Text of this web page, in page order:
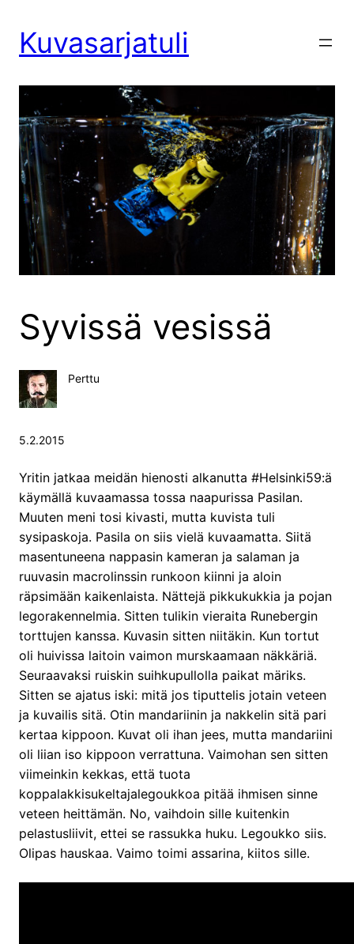
sisältöönKuvasarjatuli
Syvissä vesissä
Perttu
5.2.2015
Yritin jatkaa meidän hienosti alkanutta #Helsinki59:ä
käymällä kuvaamassa tossa naapurissa Pasilan.
Muuten meni tosi kivasti, mutta kuvista tuli
sysipaskoja. Pasila on siis vielä kuvaamatta. Siitä
masentuneena nappasin kameran ja salaman ja
ruuvasin macrolinssin runkoon kiinni ja aloin
räpsimään kaikenlaista. Nättejä pikkukukkia ja pojan
legorakennelmia. Sitten tulikin vieraita Runebergin
torttujen kanssa. Kuvasin sitten niitäkin. Kun tortut
oli huivissa laitoin vaimon murskaamaan näkkäriä.
Seuraavaksi ruiskin suihkupullolla paikat märiks.
Sitten se ajatus iski: mitä jos tiputtelis jotain veteen
ja kuvailis sitä. Otin mandariinin ja nakkelin sitä pari
kertaa kippoon. Kuvat oli ihan jees, mutta mandariini
oli liian iso kippoon verrattuna. Vaimohan sen sitten
viimeinkin kekkas, että tuota
koppalakkisukeltajalegoukkoa pitää ihmisen sinne
veteen heittämän. No, vaihdoin sille kuitenkin
pelastusliivit, ettei se rassukka huku. Legoukko siis.
Olipas hauskaa. Vaimo toimi assarina, kiitos sille.